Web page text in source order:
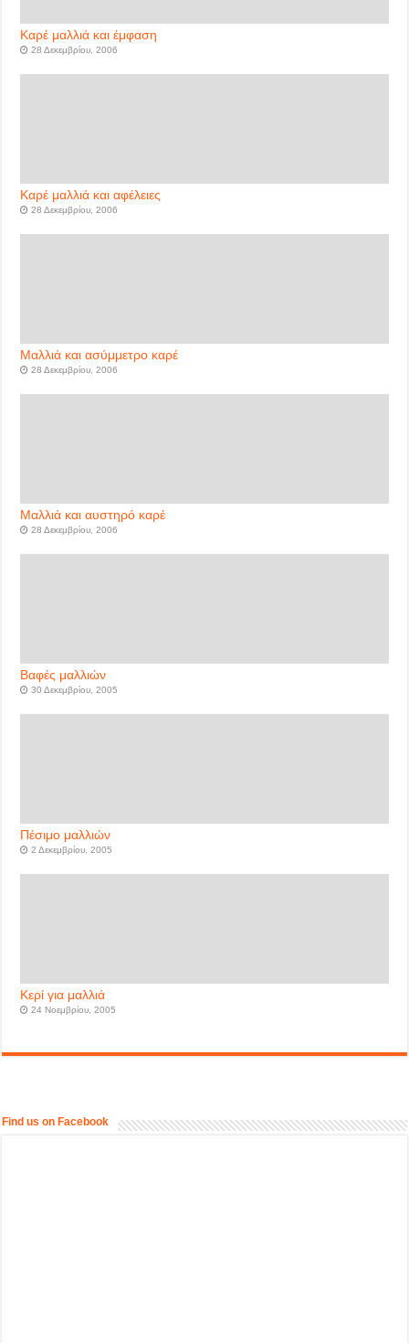
Καρέ μαλλιά και έμφαση
28 Δεκεμβρίου, 2006
Καρέ μαλλιά και αφέλειες
28 Δεκεμβρίου, 2006
Μαλλιά και ασύμμετρο καρέ
28 Δεκεμβρίου, 2006
Μαλλιά και αυστηρό καρέ
28 Δεκεμβρίου, 2006
Βαφές μαλλιών
30 Δεκεμβρίου, 2005
Πέσιμο μαλλιών
2 Δεκεμβρίου, 2005
Κερί για μαλλιά
24 Νοεμβρίου, 2005
Find us on Facebook